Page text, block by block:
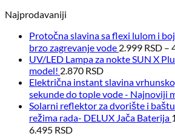
Najprodavaniji
Protočna slavina sa flexi lulom i
brzo zagrevanje vode 2.999 RSD –
UV/LED Lampa za nokte SUN X
model! 2.870 RSD
Električna instant slavina
sekunde do tople vode - Najnoviji
Solarni reflektor za dvorište i
režima rada- DELUX Jača Baterija
6.495 RSD